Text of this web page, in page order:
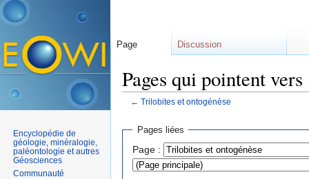
Pages qui pointent
← Trilobites et ontogénèse
Pages liées
Page :
Page Discussion
Encyclopédie de
géologie, minéralogie,
paléontologie et autres
Géosciences
Communauté